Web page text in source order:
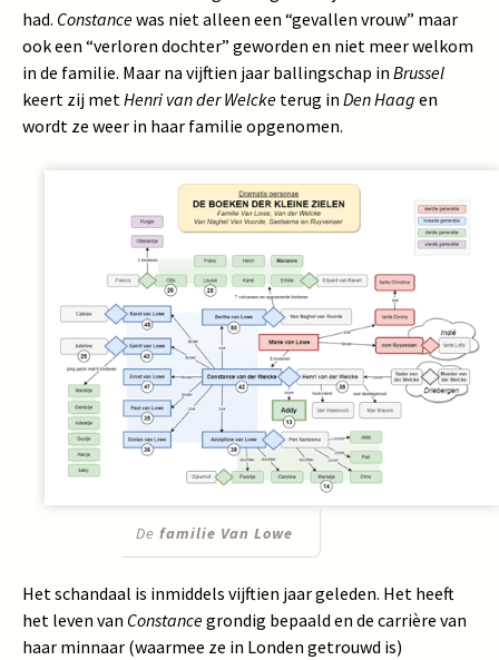
had. Constancewas niet alleen een “gevallen vrouw” maar
ook een “verloren dochter” geworden en niet meer welkom
in de familie. Maar na vijftien jaar ballingschap in Brussel
keert zij met Henri van der Welcke terug in Den Haag en
wordt ze weer in haar familie opgenomen.
De familie Van Lowe
Het schandaal is inmiddels vijftien jaar geleden. Het heeft
het leven van Constancegrondig bepaald en de carrière van
haar minnaar (waarmee ze in Londen getrouwd is)